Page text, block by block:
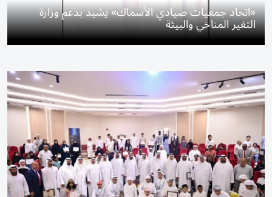
«اتحاد جمعيات صيادي الأسماك» يشيد بدعم وزارة
التغير المناخي والبيئة